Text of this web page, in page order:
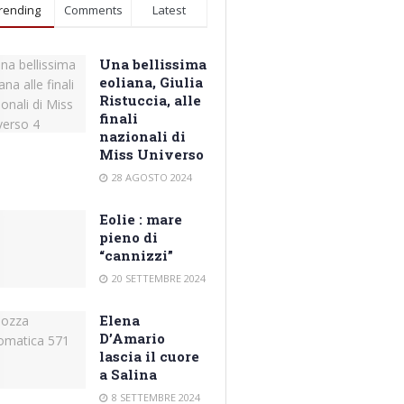
Comments Latest
Una bellissima
eoliana, Giulia
Ristuccia, alle
finali
nazionali di
Miss Universo
28 AGOSTO 2024
Eolie : mare
pieno di
“cannizzi”
20 SETTEMBRE 2024
Elena
D’Amario
lascia il cuore
a Salina
8 SETTEMBRE 2024